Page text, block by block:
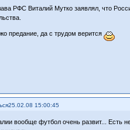
РФС Виталий Мутко заявлял, что
предание, да с трудом верится
25.02.08 15:00:45
вообще футбол очень развит... Есть